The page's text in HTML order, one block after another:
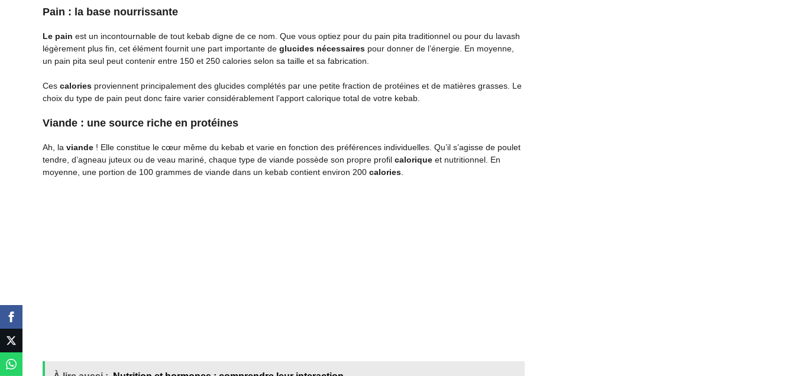
Pain : la base nourrissante
Le pain est un incontournable de tout kebab digne de ce nom. Que vous optiez pour du pain pita traditionnel ou pour du lavash
légèrement plus fin, cet élément fournit une part importante de glucides nécessaires pour donner de l’énergie. En moyenne,
un pain pita seul peut contenir entre 150 et 250 calories selon sa taille et sa fabrication.
Ces calories proviennent principalement des glucides complétés par une petite fraction de protéines et de matières grasses. Le
choix du type de pain peut donc faire varier considérablement l’apport calorique total de votre kebab.
Viande : une source riche en protéines
Ah, la viande ! Elle constitue le cœur même du kebab et varie en fonction des préférences individuelles. Qu’il s’agisse de poulet
tendre, d’agneau juteux ou de veau mariné, chaque type de viande possède son propre profil calorique et nutritionnel. En
moyenne, une portion de 100 grammes de viande dans un kebab contient environ 200 calories.